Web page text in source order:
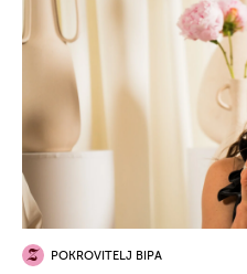
POKROVITELJ BIPA